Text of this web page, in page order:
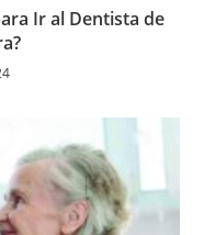
Ir al Dentista de